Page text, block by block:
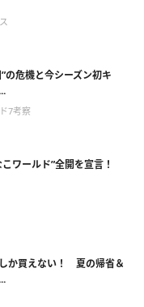
の危機と今シーズン初キ
7考察
こワールド”全開を宣言！
か買えない！ 夏の帰省＆